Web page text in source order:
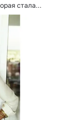
стала...